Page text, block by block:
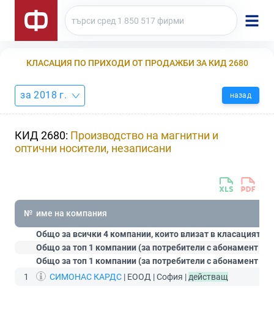
КЛАСАЦИЯ ПО ПРИХОДИ ОТ ПРОДАЖБИ ЗА КИД 2680
за 2018 г. назад
КИД 2680: Производство на магнитни и
оптични носители, незаписани
№ име на компания
Общо за всички 4 компании, които влизат в класацията:
Общо за топ 1 компании (за потребители с абонамент
Общо за топ 1 компании (за потребители с абонамент
1
СИМОНАС КАРДС | ЕООД | София | действащ